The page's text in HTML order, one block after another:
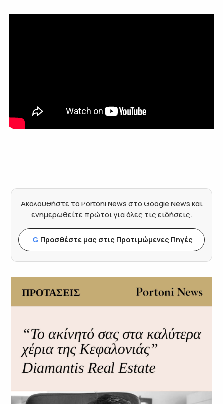
Ακολουθήστε το Portoni News στο Google News και
ενημερωθείτε πρώτοι για όλες τις ειδήσεις.
G Προσθέστε μας στις Προτιμώμενες Πηγές